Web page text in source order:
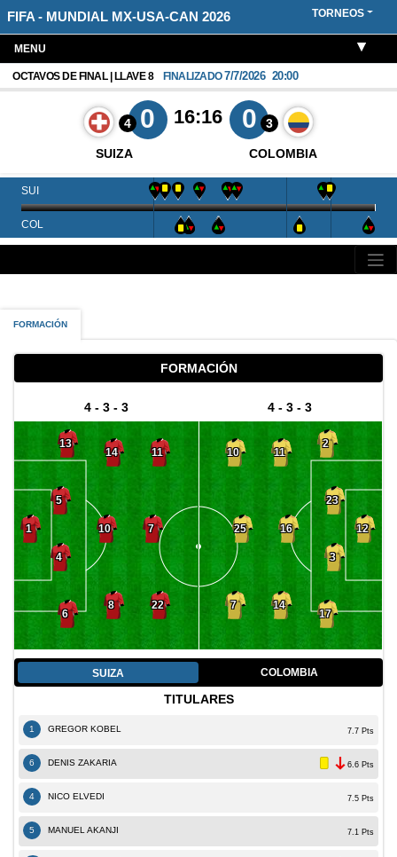
FIFA - MUNDIAL MX-USA-CAN 2026 TORNEOS
MENU
OCTAVOS DE FINAL | LLAVE 8 FINALIZADO7/7/2026 20:00
SUIZA
4 0 16:16 3
0
COLOMBIA
SUI
COL
FORMACIÓN
FORMACIÓN
4 - 3 - 3
1
13
5
4
6
14
10
8
11
7
22
4 - 3 - 3
12
2
23
3
17
11
16
14
10
25
7
SUIZA COLOMBIA
TITULARES
1 GREGOR KOBEL 7.7 Pts
6 DENIS ZAKARIA 6.6 Pts
4 NICO ELVEDI 7.5 Pts
5 MANUEL AKANJI 7.1 Pts